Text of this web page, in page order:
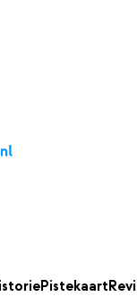
Pistekaart